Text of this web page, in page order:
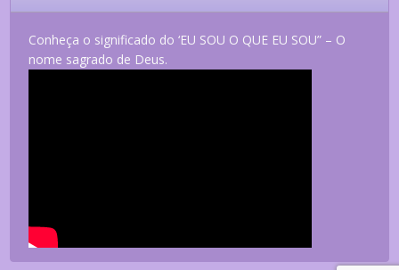
Conheça o significado do ‘EU SOU O QUE EU SOU” – O
nome sagrado de Deus.